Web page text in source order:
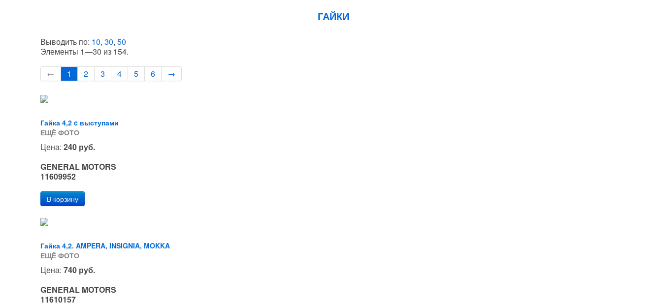
ГАЙКИ
Выводить по: 10, 30, 50
Элементы 1—30 из 154.
←
1 2 3 4 5 6 →
Гайка 4,2 c выступами
ЕЩЁ ФОТО
Цена: 240 руб.
GENERAL MOTORS
11609952
Гайка 4,2. AMPERA, INSIGNIA, MOKKA
ЕЩЁ ФОТО
Цена: 740 руб.
GENERAL MOTORS
11610157